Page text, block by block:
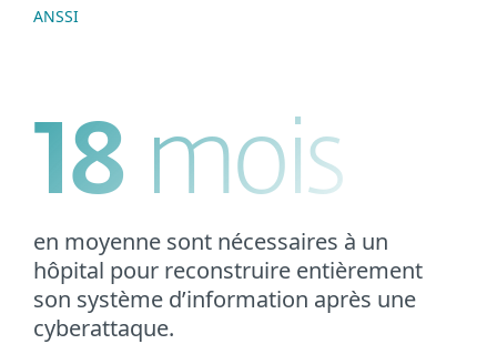
ANSSI
18 mois
en moyenne sont nécessaires à un
hôpital pour reconstruire entièrement
son système d’information après une
cyberattaque.